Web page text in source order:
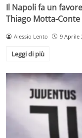
Il Napoli fa un
Thiago Motta-Conte
Alessio Lento 9 Aprile
Leggi di più